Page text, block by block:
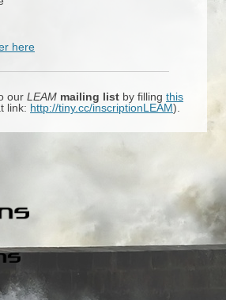
here
our LEAM mailing list by filling this
link: http://tiny.cc/inscriptionLEAM).